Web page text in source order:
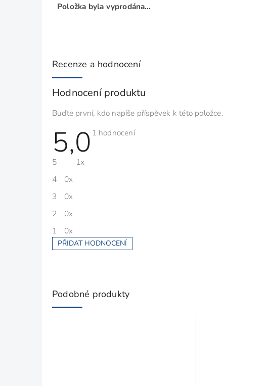
Položka byla vyprodána…
Recenze a hodnocení
Hodnocení produktu
Buďte první, kdo napíše příspěvek k této položce.
5,0 Průměrné
1 hodnocení
5
1x
4
0x
3
0x
2
0x
1
0x
PŘIDAT HODNOCENÍ
V
s
o
Podobné produkty